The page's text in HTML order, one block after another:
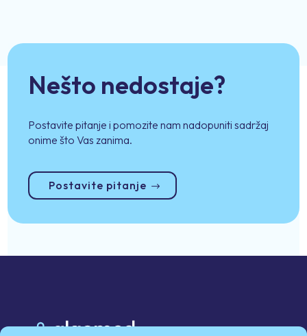
Nešto nedostaje?
Postavite pitanje i pomozite nam nadopuniti sadržaj
onime što Vas zanima.
Postavite pitanje